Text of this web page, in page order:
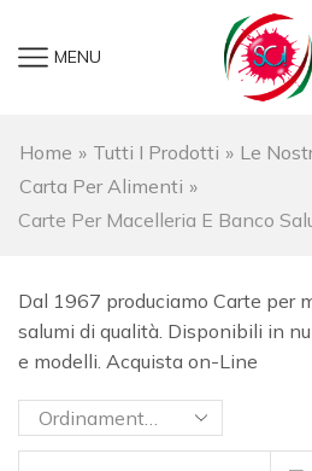
MENU
Home » Tutti I Prodotti » Le
Carta Per Alimenti »
Carte Per Macelleria E Banco
Dal 1967 produciamo Carte per
salumi di qualità. Disponibili in
e modelli. Acquista on-Line